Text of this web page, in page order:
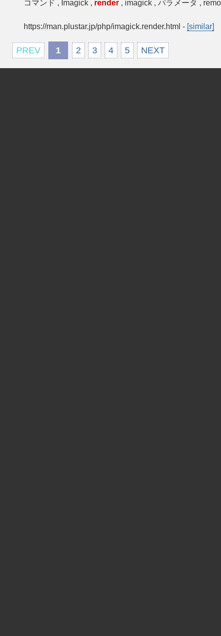
コマンド , Imagick , render , imagick , パラメータ ,
https://man.plustar.jp/php/imagick.render.html - [similar]
PREV 1 2 3 4 5 NEXT